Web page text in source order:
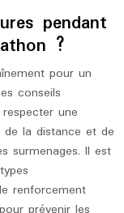
pendant
?
pour un
conseils
une
de la distance et de
surmenages. Il est
renforcement